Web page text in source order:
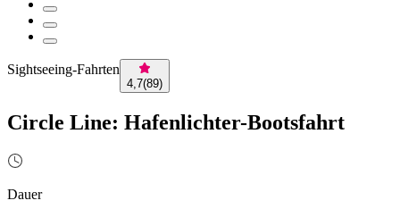
Sightseeing-Fahrten
4,7(89)
Circle Line: Hafenlichter-Bootsfahrt
Dauer